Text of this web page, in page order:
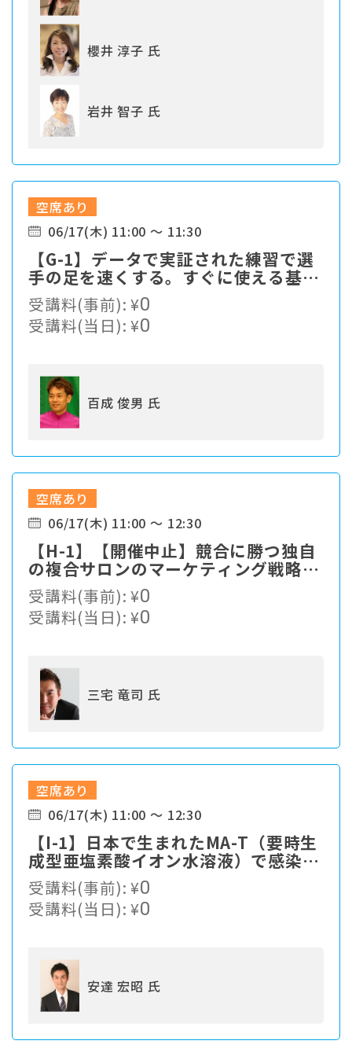
櫻井 淳子 氏
岩井 智子 氏
空席あり
06/17(木) 11:00 ～ 11:30
【G-1】データで実証された練習で選
手の足を速くする。すぐに使える基本
をお伝えします。
受講料(事前):¥0
受講料(当日):¥0
百成 俊男 氏
空席あり
06/17(木) 11:00 ～ 12:30
【H-1】【開催中止】競合に勝つ独自
の複合サロンのマーケティング戦略と
は？
受講料(事前):¥0
受講料(当日):¥0
三宅 竜司 氏
空席あり
06/17(木) 11:00 ～ 12:30
【I-1】⽇本で⽣まれたMA-T（要時⽣
成型亜塩素酸イオン⽔溶液）で感染症
対策
受講料(事前):¥0
受講料(当日):¥0
安達 宏昭 氏